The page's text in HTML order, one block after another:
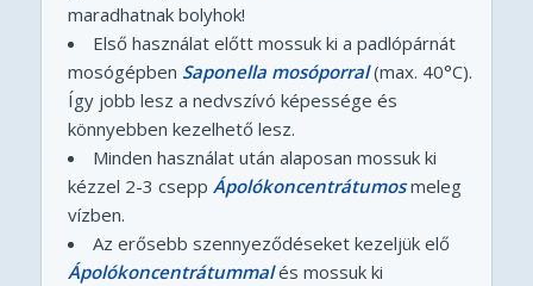
maradhatnak bolyhok!
Első használat előtt mossuk ki a padlópárnát
mosógépben Saponella mosóporral(max. 40°C).
Így jobb lesz a nedvszívó képessége és
könnyebben kezelhető lesz.
Minden használat után alaposan mossuk ki
kézzel 2-3 csepp Ápolókoncentrátumosmeleg
vízben.
Az erősebb szennyeződéseket kezeljük elő
Ápolókoncentrátummalés mossuk ki